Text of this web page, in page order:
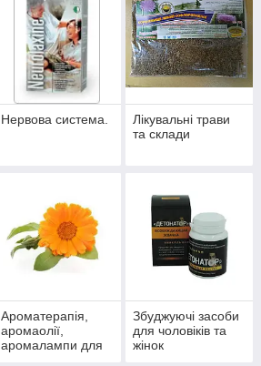
Нервова система.
Лікувальні трави
та склади
Ароматерапія,
аромаолії,
аромалампи для
Збуджуючі засоби
для чоловіків та
жінок